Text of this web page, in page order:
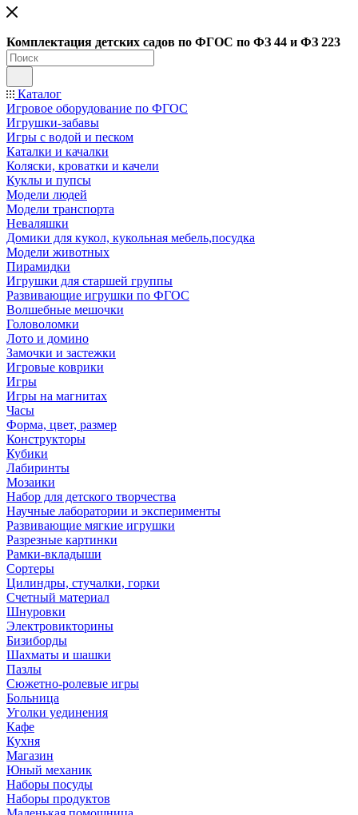
Комплектация детских садов по ФГОC по ФЗ 44 и ФЗ 223
Каталог
Игровое оборудование по ФГОС
Игрушки-забавы
Игры с водой и песком
Каталки и качалки
Коляски, кроватки и качели
Куклы и пупсы
Модели людей
Модели транспорта
Неваляшки
Домики для кукол, кукольная мебель,посудка
Модели животных
Пирамидки
Игрушки для старшей группы
Развивающие игрушки по ФГОС
Волшебные мешочки
Головоломки
Лото и домино
Замочки и застежки
Игровые коврики
Игры
Игры на магнитах
Часы
Форма, цвет, размер
Конструкторы
Кубики
Лабиринты
Мозаики
Набор для детского творчества
Научные лаборатории и эксперименты
Развивающие мягкие игрушки
Разрезные картинки
Рамки-вкладыши
Сортеры
Цилиндры, стучалки, горки
Счетный материал
Шнуровки
Электровикторины
Бизиборды
Шахматы и шашки
Пазлы
Сюжетно-ролевые игры
Больница
Уголки уединения
Кафе
Кухня
Магазин
Юный механик
Наборы посуды
Наборы продуктов